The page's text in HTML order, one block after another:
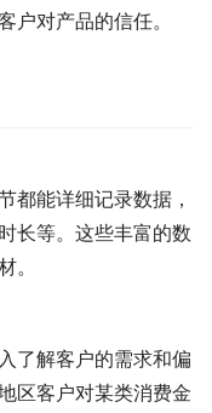
户对产品的信任。
都能详细记录数据，
长等。这些丰富的数
。
了解客户的需求和偏
区客户对某类消费金